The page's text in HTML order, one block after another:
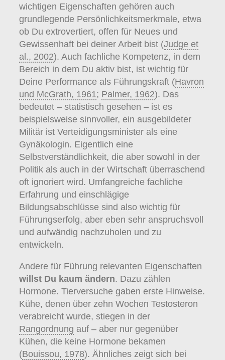
wichtigen Eigenschaften gehören auch
grundlegende Persönlichkeitsmerkmale, etwa
ob Du extrovertiert, offen für Neues und
Gewissenhaft bei deiner Arbeit bist (Judge et
al., 2002). Auch fachliche Kompetenz, in dem
Bereich in dem Du aktiv bist, ist wichtig für
Deine Performance als Führungskraft (Havron
und McGrath, 1961; Palmer, 1962). Das
bedeutet – statistisch gesehen – ist es
beispielsweise sinnvoller, ein ausgebildeter
Militär ist Verteidigungsminister als eine
Gynäkologin. Eigentlich eine
Selbstverständlichkeit, die aber sowohl in der
Politik als auch in der Wirtschaft überraschend
oft ignoriert wird. Umfangreiche fachliche
Erfahrung und einschlägige
Bildungsabschlüsse sind also wichtig für
Führungserfolg, aber eben sehr anspruchsvoll
und aufwändig nachzuholen und zu
entwickeln.
Andere für Führung relevanten Eigenschaften
willst Du kaum ändern. Dazu zählen
Hormone. Tierversuche gaben erste Hinweise.
Kühe, denen über zehn Wochen Testosteron
verabreicht wurde, stiegen in der
Rangordnung auf – aber nur gegenüber
Kühen, die keine Hormone bekamen
(Bouissou, 1978). Ähnliches zeigt sich bei